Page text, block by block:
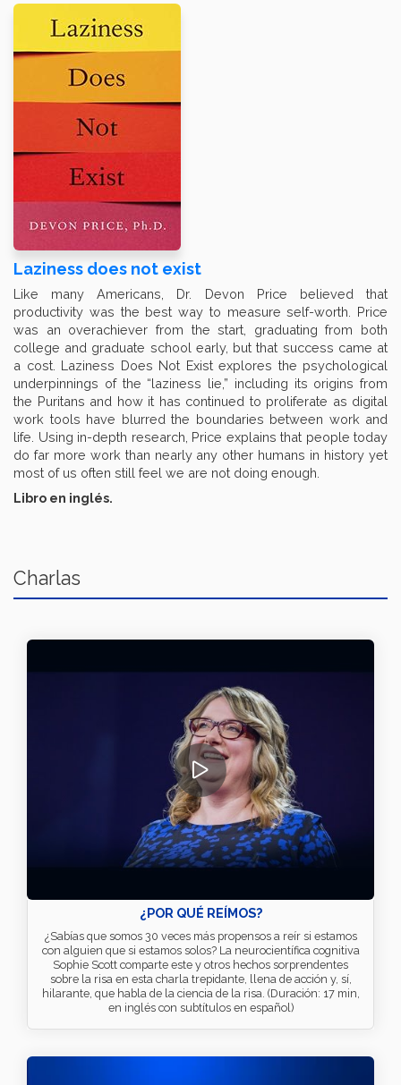
Laziness does not exist
Like many Americans, Dr. Devon Price believed that
productivity was the best way to measure self-worth. Price
was an overachiever from the start, graduating from both
college and graduate school early, but that success came at
a cost. Laziness Does Not Exist explores the psychological
underpinnings of the “laziness lie,” including its origins from
the Puritans and how it has continued to proliferate as digital
work tools have blurred the boundaries between work and
life. Using in-depth research, Price explains that people today
do far more work than nearly any other humans in history yet
most of us often still feel we are not doing enough.
Libro en inglés.
Charlas
¿POR QUÉ REÍMOS?
¿Sabías que somos 30 veces más propensos a reír si estamos
con alguien que si estamos solos? La neurocientífica cognitiva
Sophie Scott comparte este y otros hechos sorprendentes
sobre la risa en esta charla trepidante, llena de acción y, sí,
hilarante, que habla de la ciencia de la risa. (Duración: 17 min,
en inglés con subtítulos en español)